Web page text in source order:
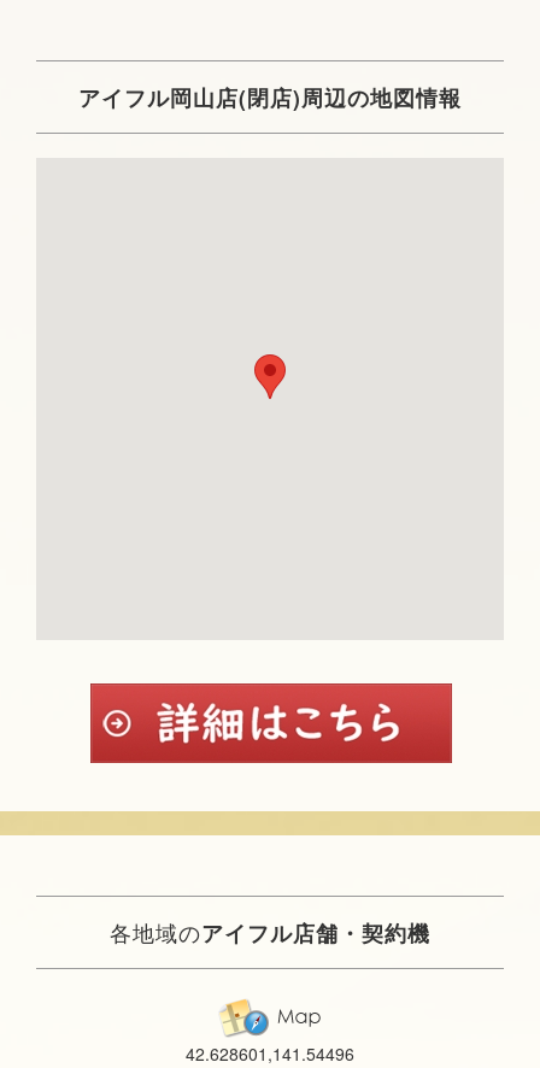
アイフル岡山店(閉店)周辺の地図情報
各地域のアイフル店舗・契約機
42.628601,141.54496